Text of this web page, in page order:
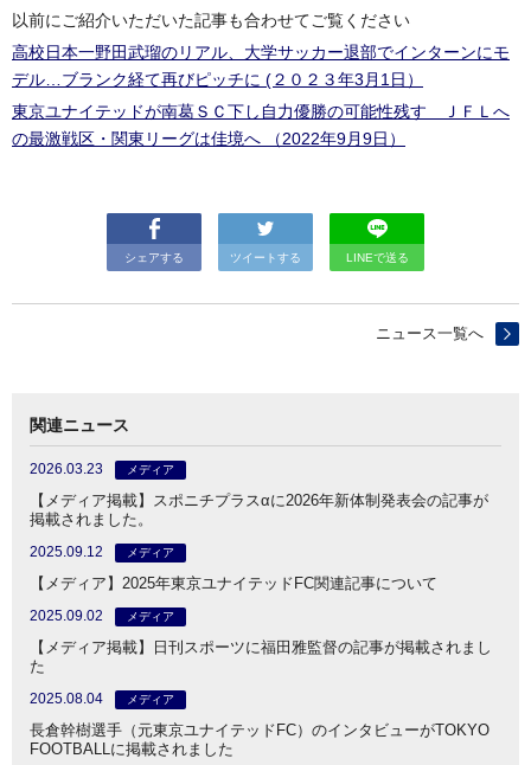
以前にご紹介いただいた記事も合わせてご覧ください
高校日本一野田武瑠のリアル、大学サッカー退部でインターンにモ
デル…ブランク経て再びピッチに (２０２３年3月1日）
東京ユナイテッドが南葛ＳＣ下し自力優勝の可能性残す ＪＦＬへ
の最激戦区・関東リーグは佳境へ （2022年9月9日）
シェアする ツイートする LINEで送る
ニュース一覧へ
関連ニュース
2026.03.23 メディア
【メディア掲載】スポニチプラスαに2026年新体制発表会の記事が
掲載されました。
2025.09.12 メディア
【メディア】2025年東京ユナイテッドFC関連記事について
2025.09.02 メディア
【メディア掲載】日刊スポーツに福田雅監督の記事が掲載されまし
た
2025.08.04 メディア
長倉幹樹選手（元東京ユナイテッドFC）のインタビューがTOKYO
FOOTBALLに掲載されました